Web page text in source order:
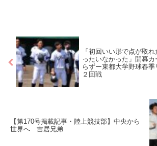
「初回いい形で点が取
ったいなかった」開幕
らずー東都大学野球春
２回戦
【第170号掲載記事・陸上競技部】中央から
世界へ 吉居兄弟